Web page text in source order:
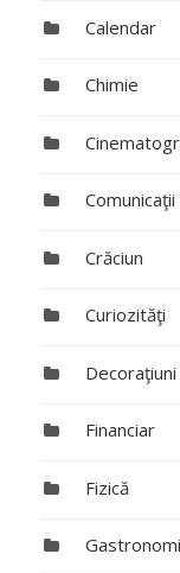
Calendar
Chimie
Comunicaţii
Crăciun
Curiozităţi
Financiar
Fizică